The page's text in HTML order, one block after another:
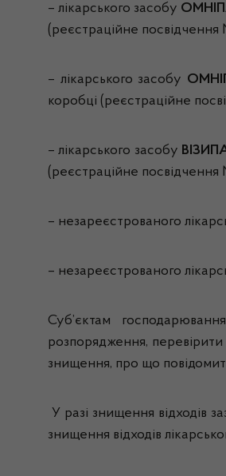
– лікарського засобу
(реєстраційне
– лікарського засобу
коробці (реєстраційне
– лікарського засобу
(реєстраційне
– незареєстрованого
– незареєстрованого
Суб’єктам
розпорядження,
знищення, про що
У разі знищення відходів
знищення відходів